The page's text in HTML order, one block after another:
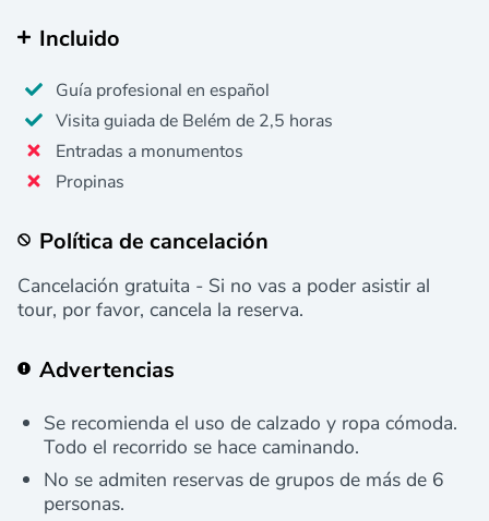
Incluido
Guía profesional en español
Visita guiada de Belém de 2,5 horas
Entradas a monumentos
Propinas
Política de cancelación
Cancelación gratuita - Si no vas a poder asistir al
tour, por favor, cancela la reserva.
Advertencias
Se recomienda el uso de calzado y ropa cómoda.
Todo el recorrido se hace caminando.
No se admiten reservas de grupos de más de 6
personas.